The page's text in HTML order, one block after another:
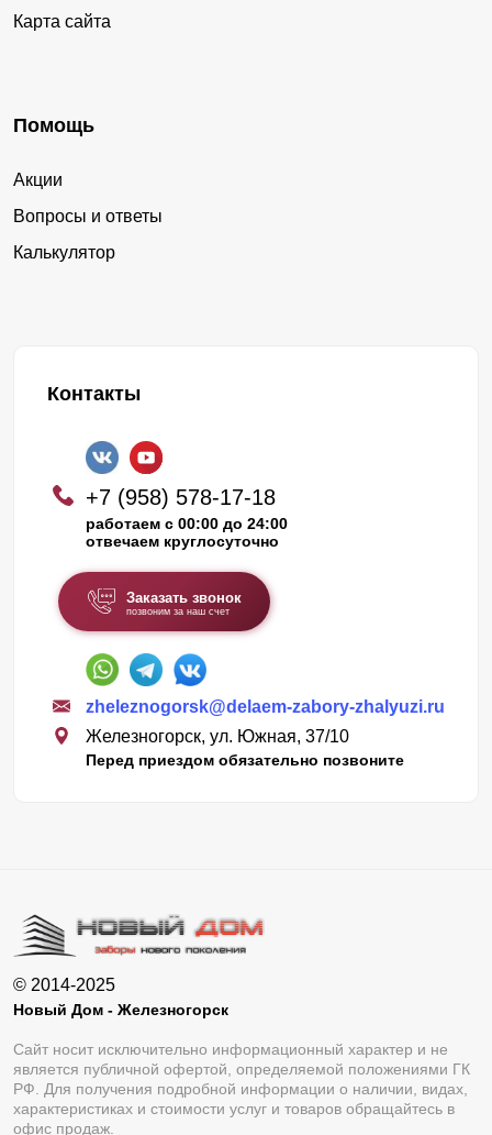
Карта сайта
Помощь
Акции
Вопросы и ответы
Калькулятор
Контакты
+7 (958) 578-17-18
работаем с 00:00 до 24:00
отвечаем круглосуточно
Заказать звонок
позвоним за наш счет
zheleznogorsk@delaem-zabory-zhalyuzi.ru
Железногорск, ул. Южная, 37/10
Перед приездом обязательно позвоните
© 2014-2025
Новый Дом - Железногорск
Сайт носит исключительно информационный характер и не
является публичной офертой, определяемой положениями ГК
РФ. Для получения подробной информации о наличии, видах,
характеристиках и стоимости услуг и товаров обращайтесь в
офис продаж.